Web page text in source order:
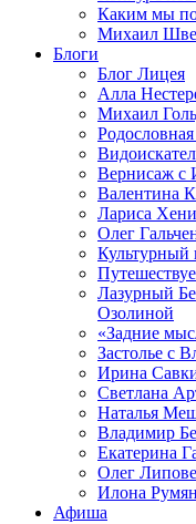
Каким мы
Михаил
Блоги
Блог Лицея
Алла
Михаил
Вернисаж с
Валентина
Лариса
Олег
Культурный
Лазурный
Озолиной
«Задние
Застолье с
Ирина
Светлана
Наталья
Владимир
Екатерина
Олег
Илона
Афиша